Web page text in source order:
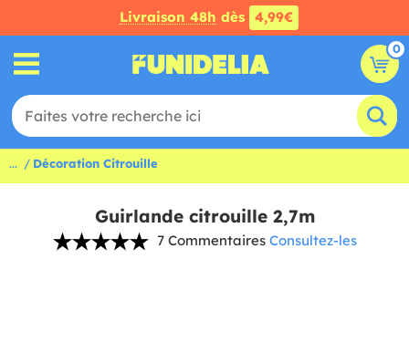
Livraison 48h dès 4,99€
0
... Décoration Citrouille
Guirlande citrouille 2,7m
7 Commentaires Consultez-les